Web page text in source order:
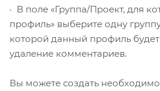
· В поле «Группа/Проект, для
профиль» выберите одну
которой данный профиль
удаление комментариев.
Вы можете создать